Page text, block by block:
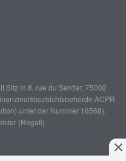
Sitz in 8, rue du Sentier, 75002
ACPR
unter der Nummer 16568),
(Regafi)